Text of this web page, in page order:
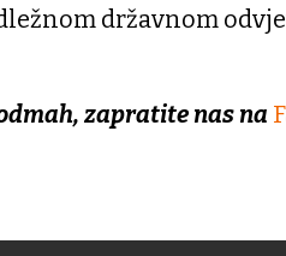
državnom
zapratite nas na